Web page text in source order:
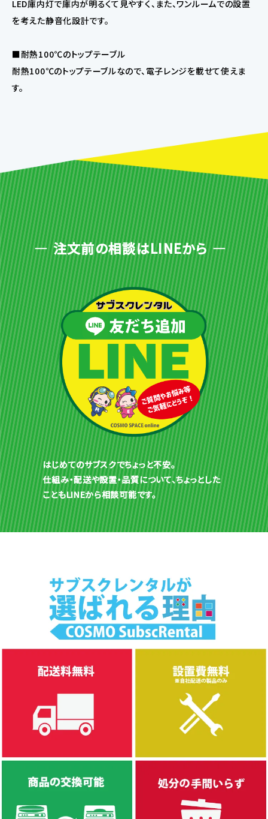
LED庫内灯で庫内が明るくて見やすく、また、ワンルームでの設置
を考えた静音化設計です。
■耐熱100℃のトップテーブル
耐熱100℃のトップテーブルなので、電子レンジを載せて使えま
す。
注文前の相談はLINEから
はじめてのサブスクでちょっと不安。
仕組み・配送や設置・品質について、ちょっとした
こともLINEから相談可能です。